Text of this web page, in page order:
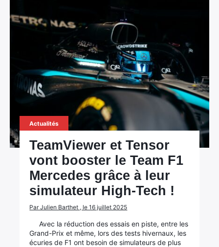
Actualités
TeamViewer et Tensor
vont booster le Team F1
Mercedes grâce à leur
simulateur High-Tech !
Par Julien Barthet , le 16 juillet 2025
Avec la réduction des essais en piste, entre les
Grand-Prix et même, lors des tests hivernaux, les
écuries de F1 ont besoin de simulateurs de plus